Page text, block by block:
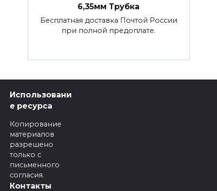
6,35мм Трубка
Бесплатная доставка Почтой России
при полной предоплате.
Использовани
е ресурса
Копирование
материалов
разрешено
только с
письменного
согласия.
Контакты